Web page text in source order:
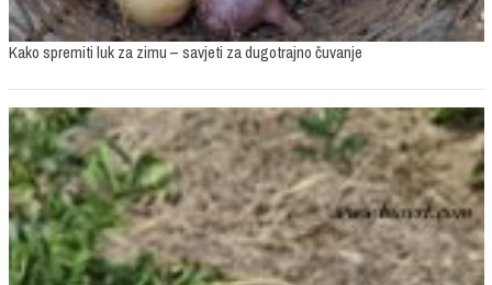
Kako spremiti luk za zimu – savjeti za dugotrajno čuvanje